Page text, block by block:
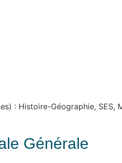
: Histoire-Géographie, SES,
Générale